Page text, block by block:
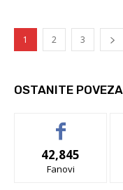
1 2 3
OSTANITE
42,845
Fanovi